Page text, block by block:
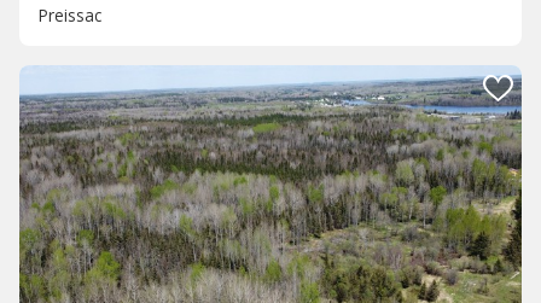
Preissac